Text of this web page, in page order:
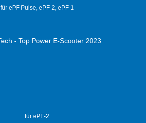
für ePF Pulse, ePF-2, ePF-1
für ePF-2